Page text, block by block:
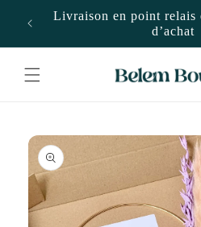
PASSER
AU
CONTENU
Livraison en point relais
d’achat
INFORMATIONS
PRODUITS